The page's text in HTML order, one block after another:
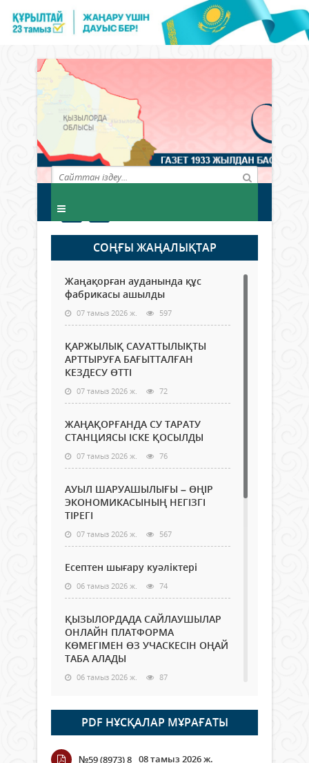
СОҢҒЫ ЖАҢАЛЫҚТАР
Жаңақорған ауданында құс
фабрикасы ашылды
07 тамыз 2026 ж. 597
ҚАРЖЫЛЫҚ САУАТТЫЛЫҚТЫ
АРТТЫРУҒА БАҒЫТТАЛҒАН
КЕЗДЕСУ ӨТТІ
07 тамыз 2026 ж. 72
ЖАҢАҚОРҒАНДА СУ ТАРАТУ
СТАНЦИЯСЫ ІСКЕ ҚОСЫЛДЫ
07 тамыз 2026 ж. 76
АУЫЛ ШАРУАШЫЛЫҒЫ – ӨҢІР
ЭКОНОМИКАСЫНЫҢ НЕГІЗГІ
ТІРЕГІ
07 тамыз 2026 ж. 567
Есептен шығару куәліктері
06 тамыз 2026 ж. 74
ҚЫЗЫЛОРДАДА САЙЛАУШЫЛАР
ОНЛАЙН ПЛАТФОРМА
КӨМЕГІМЕН ӨЗ УЧАСКЕСІН ОҢАЙ
ТАБА АЛАДЫ
06 тамыз 2026 ж. 87
Open Air: Қызылорда облысы
полиция департаменті 20
мыңнан астам көрерменнің
қауіпсіздігін қамтамасыз етті
PDF НҰСҚАЛАР МҰРАҒАТЫ
№59 (8973) 8 08 тамыз 2026 ж.